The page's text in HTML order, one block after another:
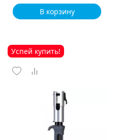
В корзину
Успей купить!